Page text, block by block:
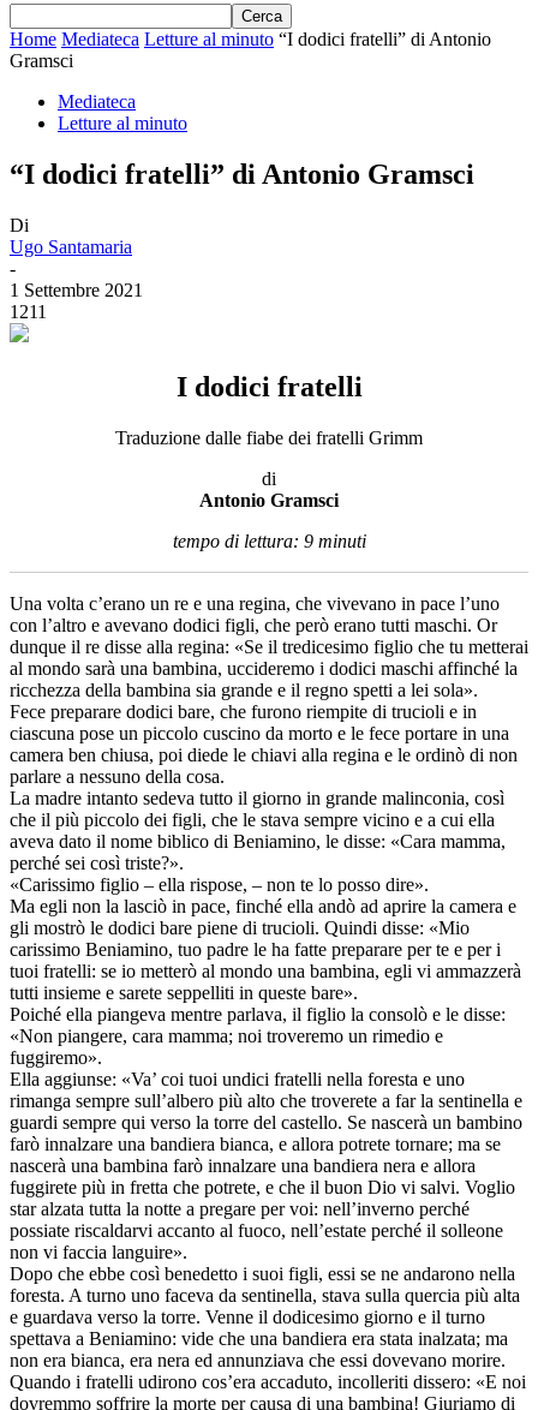
Home Mediateca Letture al minuto “I dodici fratelli” di Antonio
Gramsci
Mediateca
Letture al minuto
“I dodici fratelli” di Antonio Gramsci
Di
Ugo Santamaria
-
1 Settembre 2021
1211
I dodici fratelli
Traduzione dalle fiabe dei fratelli Grimm
di
Antonio Gramsci
tempo di lettura: 9 minuti
Una volta c’erano un re e una regina, che vivevano in pace l’uno
con l’altro e avevano dodici figli, che però erano tutti maschi. Or
dunque il re disse alla regina: «Se il tredicesimo figlio che tu metterai
al mondo sarà una bambina, uccideremo i dodici maschi affinché la
ricchezza della bambina sia grande e il regno spetti a lei sola».
Fece preparare dodici bare, che furono riempite di trucioli e in
ciascuna pose un piccolo cuscino da morto e le fece portare in una
camera ben chiusa, poi diede le chiavi alla regina e le ordinò di non
parlare a nessuno della cosa.
La madre intanto sedeva tutto il giorno in grande malinconia, così
che il più piccolo dei figli, che le stava sempre vicino e a cui ella
aveva dato il nome biblico di Beniamino, le disse: «Cara mamma,
perché sei così triste?».
«Carissimo figlio – ella rispose, – non te lo posso dire».
Ma egli non la lasciò in pace, finché ella andò ad aprire la camera e
gli mostrò le dodici bare piene di trucioli. Quindi disse: «Mio
carissimo Beniamino, tuo padre le ha fatte preparare per te e per i
tuoi fratelli: se io metterò al mondo una bambina, egli vi ammazzerà
tutti insieme e sarete seppelliti in queste bare».
Poiché ella piangeva mentre parlava, il figlio la consolò e le disse:
«Non piangere, cara mamma; noi troveremo un rimedio e
fuggiremo».
Ella aggiunse: «Va’ coi tuoi undici fratelli nella foresta e uno
rimanga sempre sull’albero più alto che troverete a far la sentinella e
guardi sempre qui verso la torre del castello. Se nascerà un bambino
farò innalzare una bandiera bianca, e allora potrete tornare; ma se
nascerà una bambina farò innalzare una bandiera nera e allora
fuggirete più in fretta che potrete, e che il buon Dio vi salvi. Voglio
star alzata tutta la notte a pregare per voi: nell’inverno perché
possiate riscaldarvi accanto al fuoco, nell’estate perché il solleone
non vi faccia languire».
Dopo che ebbe così benedetto i suoi figli, essi se ne andarono nella
foresta. A turno uno faceva da sentinella, stava sulla quercia più alta
e guardava verso la torre. Venne il dodicesimo giorno e il turno
spettava a Beniamino: vide che una bandiera era stata inalzata; ma
non era bianca, era nera ed annunziava che essi dovevano morire.
Quando i fratelli udirono cos’era accaduto, incolleriti dissero: «E noi
dovremmo soffrire la morte per causa di una bambina! Giuriamo di